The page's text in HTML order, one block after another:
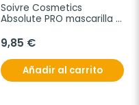
Soivre Cosmetics
Absolute PRO mascarilla
9,85 €
Añadir al carrito